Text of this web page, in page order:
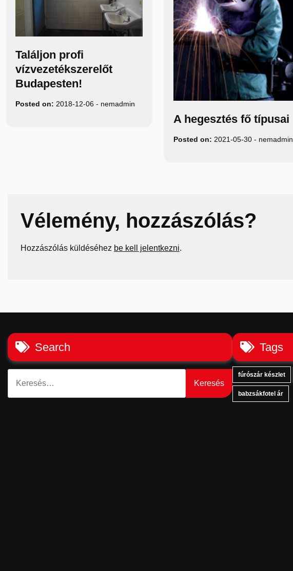
Találjon profi
vízvezetékszerelőt
Budapesten!
Posted on: 2018-12-06 - nemadmin
A hegesztés fő típusai
Posted on: 2021-05-30- nemadmin
Vélemény, hozzászólás?
Hozzászólás küldéséhez be kell jelentkezni.
Search Tags
fúrószár készlet
babzsákfotel ár